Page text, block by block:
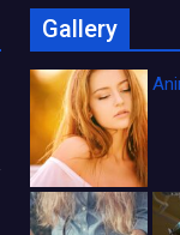
Gallery